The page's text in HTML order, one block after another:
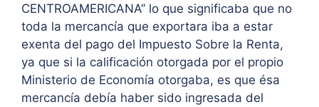
CENTROAMERICANA” lo que significaba que no
toda la mercancía que exportara iba a estar
exenta del pago del Impuesto Sobre la Renta,
ya que si la calificación otorgada por el propio
Ministerio de Economía otorgaba, es que ésa
mercancía debía haber sido ingresada del